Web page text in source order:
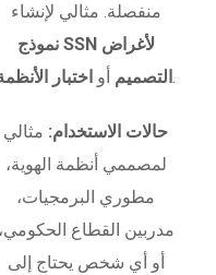
منفصلة. مثالي لإنشاء
نموذج SSN لأغراض
التصميم أو اختبار .
حالات الاستخدام: مثالي
لمصممي أنظمة الهوية،
مطوري البرمجيات،
مدربين القطاع الحكومي،
أو أي شخص يحتاج إلى